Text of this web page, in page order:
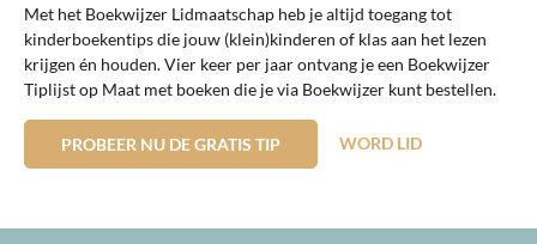
Met het Boekwijzer Lidmaatschap heb je altijd toegang tot
kinderboekentips die jouw (klein)kinderen of klas aan het lezen
krijgen én houden. Vier keer per jaar ontvang je een Boekwijzer
Tiplijst op Maat met boeken die je via Boekwijzer kunt bestellen.
PROBEER NU DE GRATIS TIP WORD LID